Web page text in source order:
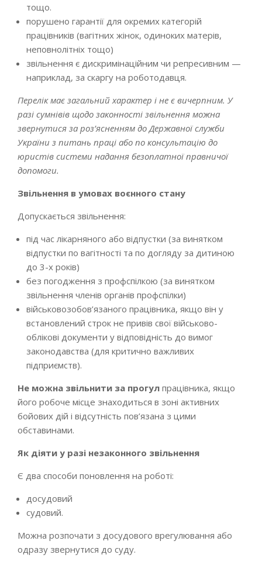
тощо.
порушено гарантії для окремих категорій
працівників (вагітних жінок, одиноких матерів,
неповнолітніх тощо)
звільнення є дискримінаційним чи репресивним —
наприклад, за скаргу на роботодавця.
Перелік має загальний характер і не є вичерпним. У
разі сумнівів щодо законності звільнення можна
звернутися за роз’ясненням до Державної служби
України з питань праці або по консультацію до
юристів системи надання безоплатної правничої
допомоги.
Звільнення в умовах воєнного стану
Допускається звільнення:
під час лікарняного або відпустки (за винятком
відпустки по вагітності та по догляду за дитиною
до 3-х років)
без погодження з профспілкою (за винятком
звільнення членів органів профспілки)
військовозобов’язаного працівника, якщо він у
встановлений строк не привів свої військово-
облікові документи у відповідність до вимог
законодавства (для критично важливих
підприємств).
Не можна звільнити за прогул працівника, якщо
його робоче місце знаходиться в зоні активних
бойових дій і відсутність пов’язана з цими
обставинами.
Як діяти у разі незаконного звільнення
Є два способи поновлення на роботі:
досудовий
судовий.
Можна розпочати з досудового врегулювання або
одразу звернутися до суду.